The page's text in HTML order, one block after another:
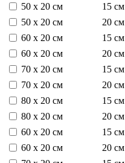
50 х 20 см
15 см
50 х 20 см
20 см
60 х 20 см
15 см
60 х 20 см
20 см
70 х 20 см
15 см
70 х 20 см
20 см
80 х 20 см
15 см
80 х 20 см
20 см
60 х 20 см
15 см
60 х 20 см
20 см